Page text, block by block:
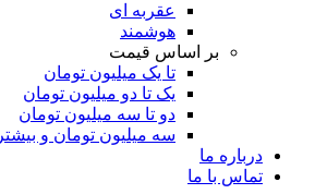
عقربه ای
هوشمند
بر اساس قیمت
تا یک میلیون تومان
یک تا دو میلیون تومان
دو تا سه میلیون تومان
سه میلیون تومان و بیشتر
درباره ما
تماس با ما